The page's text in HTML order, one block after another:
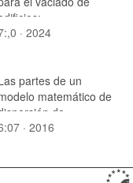
edificios:
de
· 2024
partes de un
matemático de
de
en
· 2016